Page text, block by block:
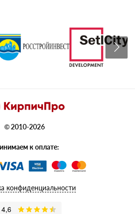
© 2010-2026
к оплате:
конфиденциальности